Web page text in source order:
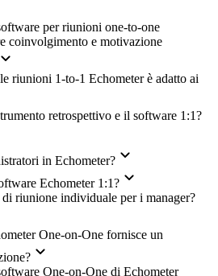
per riunioni one-to-one
coinvolgimento e motivazione
riunioni 1-to-1 Echometer è adatto ai
retrospettivo e il software 1:1?
in Echometer?
Echometer 1:1?
riunione individuale per i manager?
One-on-One fornisce un
One-on-One di Echometer